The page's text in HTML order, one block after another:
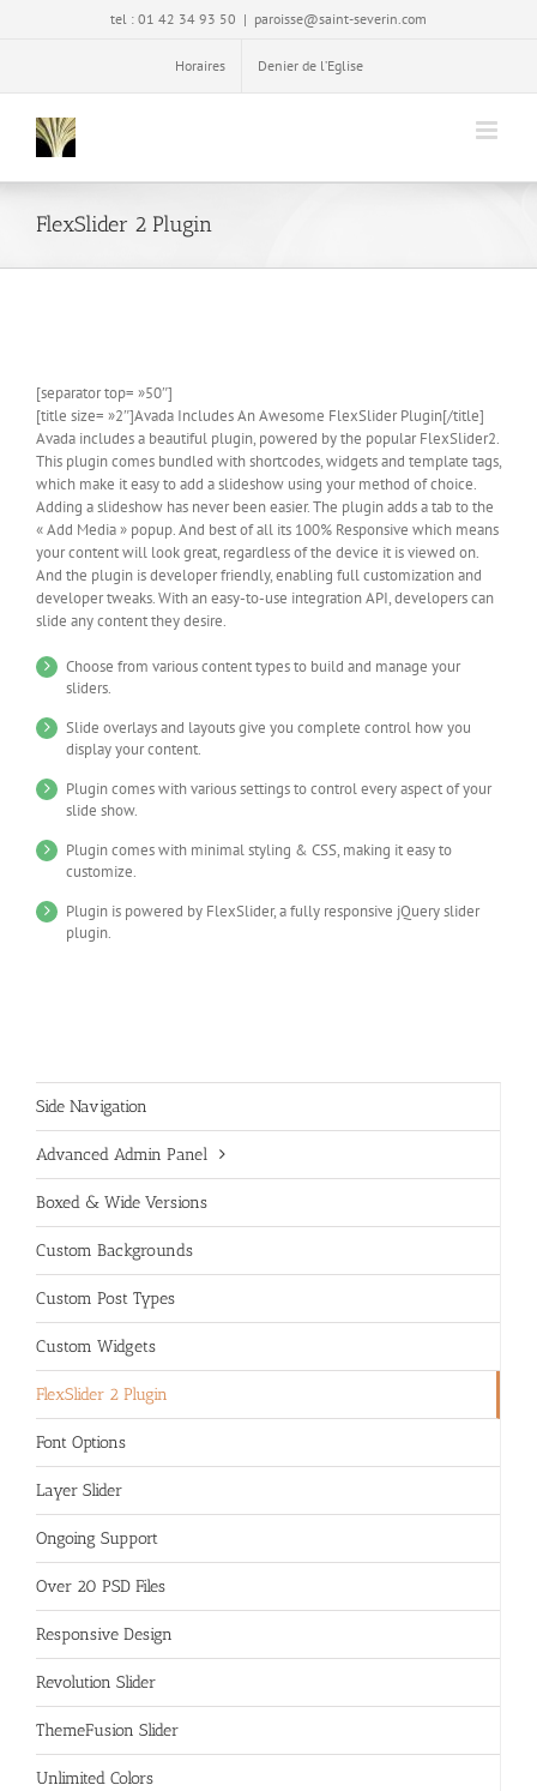
tel : 01 42 34 93 50 | paroisse@saint-severin.com
Horaires Denier de l’Eglise
FlexSlider 2 Plugin
[separator top= »50″]
[title size= »2″]Avada Includes An Awesome FlexSlider Plugin[/title]
Avada includes a beautiful plugin, powered by the popular FlexSlider2.
This plugin comes bundled with shortcodes, widgets and template tags,
which make it easy to add a slideshow using your method of choice.
Adding a slideshow has never been easier. The plugin adds a tab to the
« Add Media » popup. And best of all its 100% Responsive which means
your content will look great, regardless of the device it is viewed on.
And the plugin is developer friendly, enabling full customization and
developer tweaks. With an easy-to-use integration API, developers can
slide any content they desire.
Choose from various content types to build and manage your
sliders.
Slide overlays and layouts give you complete control how you
display your content.
Plugin comes with various settings to control every aspect of your
slide show.
Plugin comes with minimal styling & CSS, making it easy to
customize.
Plugin is powered by FlexSlider, a fully responsive jQuery slider
plugin.
Side Navigation
Advanced Admin Panel
Boxed & Wide Versions
Custom Backgrounds
Custom Post Types
Custom Widgets
FlexSlider 2 Plugin
Font Options
Layer Slider
Ongoing Support
Over 20 PSD Files
Responsive Design
Revolution Slider
ThemeFusion Slider
Unlimited Colors